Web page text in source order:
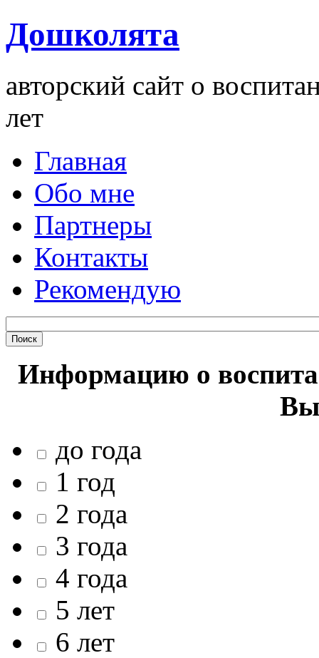
Дошколята
авторский сайт о
лет
Главная
Обо мне
Партнеры
Контакты
Рекомендую
Информацию о
Вы
до года
1 год
2 года
3 года
4 года
5 лет
6 лет